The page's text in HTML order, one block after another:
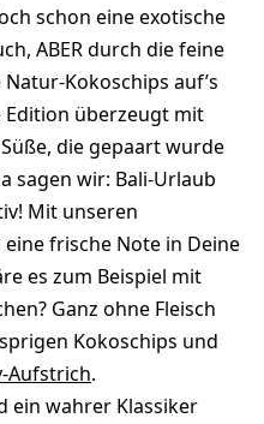
schon eine exotische
ABER durch die feine
Kokoschips auf’s
Edition überzeugt mit
die gepaart wurde
sagen wir: Bali-Urlaub
Mit unseren
frische Note in Deine
es zum Beispiel mit
Ganz ohne Fleisch
Kokoschips und
Aufstrich.
ein wahrer Klassiker